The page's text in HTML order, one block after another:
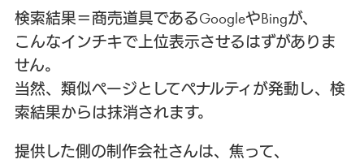
検索結果＝商売道具であるGoogleやBingが、
こんなインチキで上位表示させるはずがありま
せん。
当然、類似ページとしてペナルティが発動し、検
索結果からは抹消されます。
提供した側の制作会社さんは、焦って、